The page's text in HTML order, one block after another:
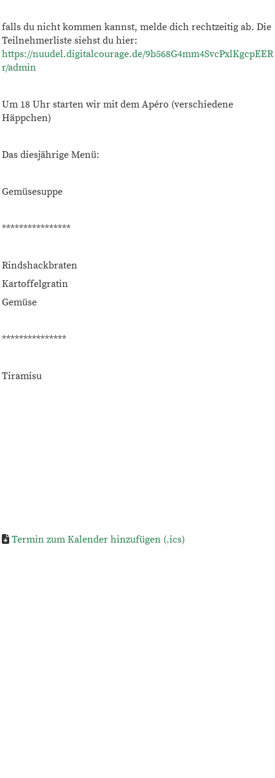
falls du nicht kommen kannst, melde dich rechtzeitig ab. Die
Teilnehmerliste siehst du hier:
https://nuudel.digitalcourage.de/9b568G4mm4SvcPxlKgcpEER
r/admin
Um 18 Uhr starten wir mit dem Apéro (verschiedene
Häppchen)
Das diesjährige Menü:
Gemüsesuppe
****************
Rindshackbraten
Kartoffelgratin
Gemüse
***************
Tiramisu
Termin zum Kalender hinzufügen (.ics)